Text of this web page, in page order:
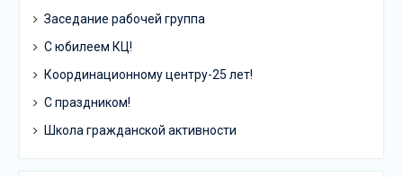
Заседание рабочей группа
С юбилеем КЦ!
Координационному центру-25 лет!
С праздником!
Школа гражданской активности